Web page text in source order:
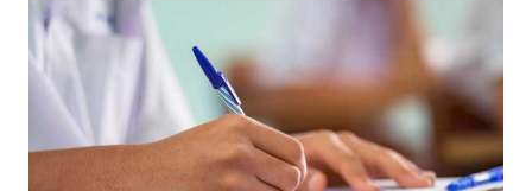
施設
や備
整備
4.3